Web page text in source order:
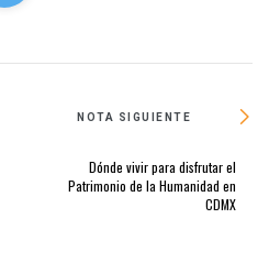
NOTA SIGUIENTE
Dónde vivir para disfrutar el
Patrimonio de la Humanidad en
CDMX